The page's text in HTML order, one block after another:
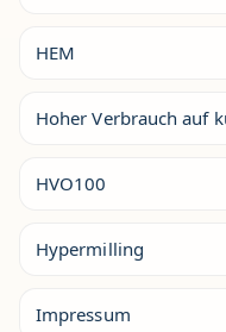
HEM
Hoher Verbrauch auf
HVO100
Hypermilling
Impressum